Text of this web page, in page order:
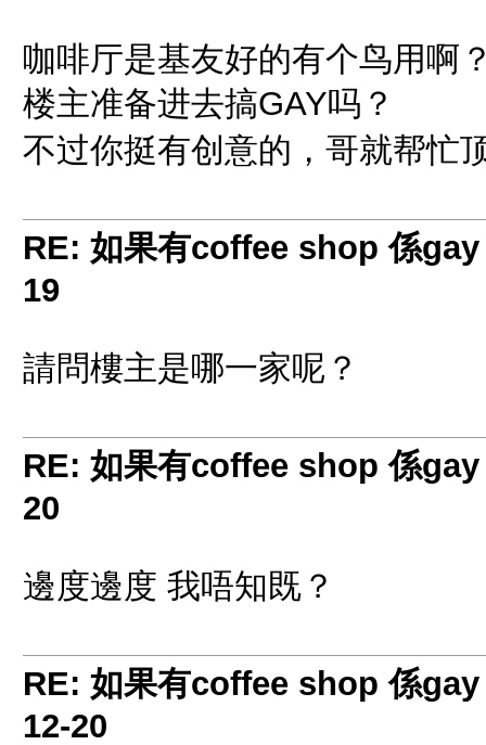
咖啡厅是基友好的有个鸟用啊
楼主准备进去搞GAY吗？
不过你挺有创意的，哥就帮忙
RE: 如果有coffee shop 係
19
請問樓主是哪一家呢？
RE: 如果有coffee shop 係
20
邊度邊度 我唔知既？
RE: 如果有coffee shop 係
12-20